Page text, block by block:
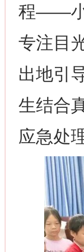
程——小
专注目
出地引
生结合
应急处